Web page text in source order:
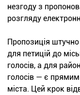
незгоду з
розгляду
Пропозиція штучно
для петицій до
голосів, а для
голосів — є
міста. Цей крок